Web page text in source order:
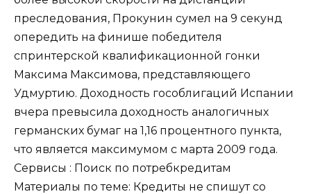
преследования, Прокунин сумел на 9 секунд
опередить на финише победителя
спринтерской квалификационной гонки
Максима Максимова, представляющего
Удмуртию. Доходность гособлигаций Испании
вчера превысила доходность аналогичных
германских бумаг на 1,16 процентного пункта,
что является максимумом с марта 2009 года.
Сервисы : Поиск по потребкредитам
Материалы по теме: Кредиты не спишут со